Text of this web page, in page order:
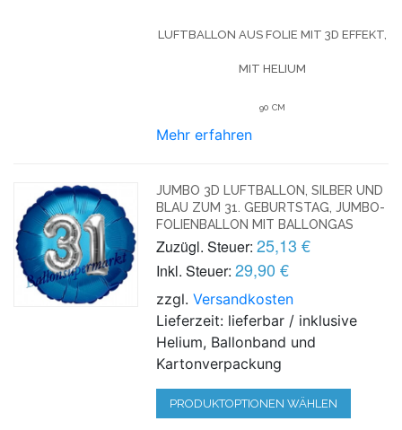
LUFTBALLON AUS FOLIE MIT 3D EFFEKT,
MIT HELIUM
90 CM
Mehr erfahren
JUMBO 3D LUFTBALLON, SILBER UND
BLAU ZUM 31. GEBURTSTAG, JUMBO-
FOLIENBALLON MIT BALLONGAS
Zuzügl. Steuer: 25,13 €
Inkl. Steuer: 29,90 €
zzgl.Versandkosten
Lieferzeit: lieferbar / inklusive
Helium, Ballonband und
Kartonverpackung
PRODUKTOPTIONEN WÄHLEN